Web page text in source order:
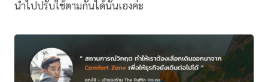
นำไปปรับใช้ตามกันได้นั่นเองค่ะ